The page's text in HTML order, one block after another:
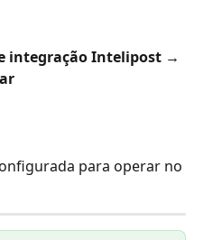
integração Intelipost →
para operar no